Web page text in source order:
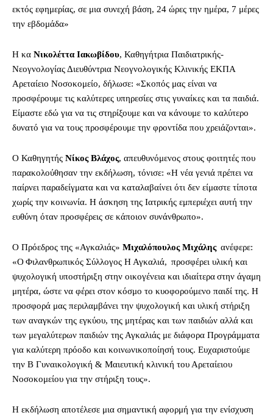
εκτός εφημερίας, σε μια συνεχή βάση, 24 ώρες την ημέρα, 7 μέρες
την εβδομάδα»
Η κα Νικολέττα Ιακωβίδου, Καθηγήτρια Παιδιατρικής-
Νεογνολογίας Διευθύντρια Νεογνολογικής Κλινικής ΕΚΠΑ
Αρεταίειο Νοσοκομείο, δήλωσε: «Σκοπός μας είναι να
προσφέρουμε τις καλύτερες υπηρεσίες στις γυναίκες και τα παιδιά.
Είμαστε εδώ για να τις στηρίξουμε και να κάνουμε το καλύτερο
δυνατό για να τους προσφέρουμε την φροντίδα που χρειάζονται».
Ο Καθηγητής Νίκος Βλάχος, απευθυνόμενος στους φοιτητές που
παρακολούθησαν την εκδήλωση, τόνισε: «Η νέα γενιά πρέπει να
παίρνει παραδείγματα και να καταλαβαίνει ότι δεν είμαστε τίποτα
χωρίς την κοινωνία. Η άσκηση της Ιατρικής εμπεριέχει αυτή την
ευθύνη όταν προσφέρεις σε κάποιον συνάνθρωπο».
Ο Πρόεδρος της «Αγκαλιάς» Μιχαλόπουλος Μιχάληςανέφερε:
«Ο Φιλανθρωπικός Σύλλογος Η Αγκαλιά, προσφέρει υλική και
ψυχολογική υποστήριξη στην οικογένεια και ιδιαίτερα στην άγαμη
μητέρα, ώστε να φέρει στον κόσμο το κυοφορούμενο παιδί της. Η
προσφορά μας περιλαμβάνει την ψυχολογική και υλική στήριξη
των αναγκών της εγκύου, της μητέρας και των παιδιών αλλά και
των μεγαλύτερων παιδιών της Αγκαλιάς με διάφορα Προγράμματα
για καλύτερη πρόοδο και κοινωνικοποίησή τους. Ευχαριστούμε
την Β Γυναικολογική & Μαιευτική κλινική του Αρεταίειου
Νοσοκομείου για την στήριξη τους».
Η εκδήλωση αποτέλεσε μια σημαντική αφορμή για την ενίσχυση